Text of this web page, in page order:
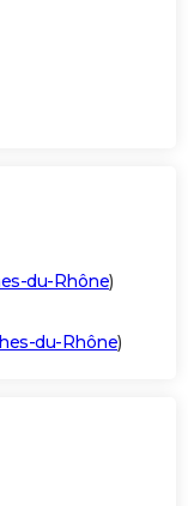
du-Rhône)
du-Rhône)